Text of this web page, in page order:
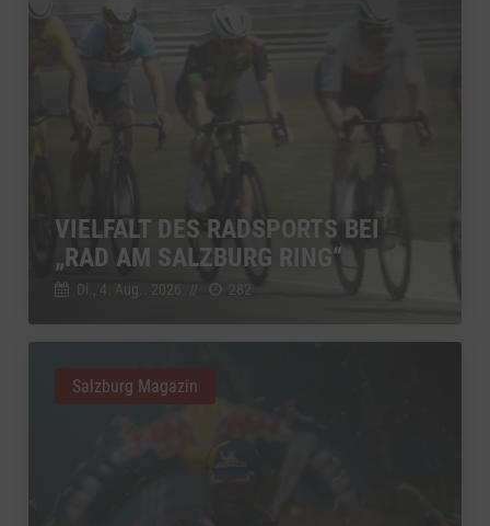
VIELFALT DES RADSPORTS BEI
„RAD AM SALZBURG RING“
Di., 4. Aug.. 2026 // 282
Salzburg Magazin